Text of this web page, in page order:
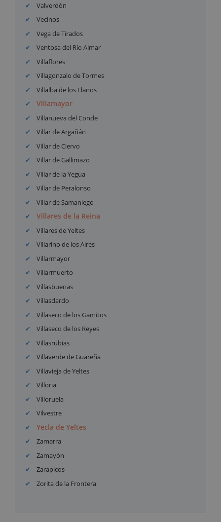
Valverdón
Vecinos
Vega de Tirados
Ventosa del Río Almar
Villaflores
Villagonzalo de Tormes
Villalba de los Llanos
Villamayor
Villanueva del Conde
Villar de Argañán
Villar de Ciervo
Villar de Gallimazo
Villar de la Yegua
Villar de Peralonso
Villar de Samaniego
Villares de la Reina
Villares de Yeltes
Villarino de los Aires
Villarmayor
Villarmuerto
Villasbuenas
Villasdardo
Villaseco de los Gamitos
Villaseco de los Reyes
Villasrubias
Villaverde de Guareña
Villavieja de Yeltes
Villoria
Villoruela
Vilvestre
Yecla de Yeltes
Zamarra
Zamayón
Zarapicos
Zorita de la Frontera